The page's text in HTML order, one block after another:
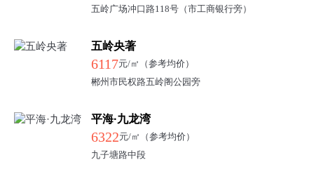
五岭广场冲口路118号（市工商银行旁）
五岭央著
6117元/㎡（参考均价）
郴州市民权路五岭阁公园旁
平海·九龙湾
6322元/㎡（参考均价）
九子塘路中段